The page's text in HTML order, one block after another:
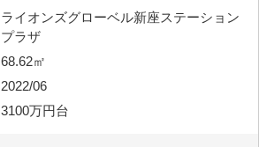
ライオンズグローベル新座ステーション
プラザ
68.62㎡
2022/06
3100万円台